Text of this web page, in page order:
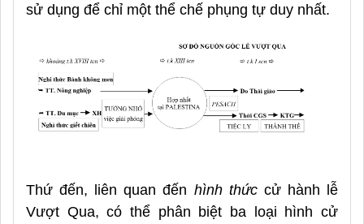
sử dụng để chỉ một thể chế phụng tự duy nhất.
Thứ đến, liên quan đến hình thứccử hành lễ
Vượt Qua, có thể phân biệt ba loại hình cử